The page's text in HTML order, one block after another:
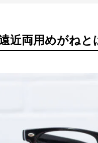
近両用めがねと